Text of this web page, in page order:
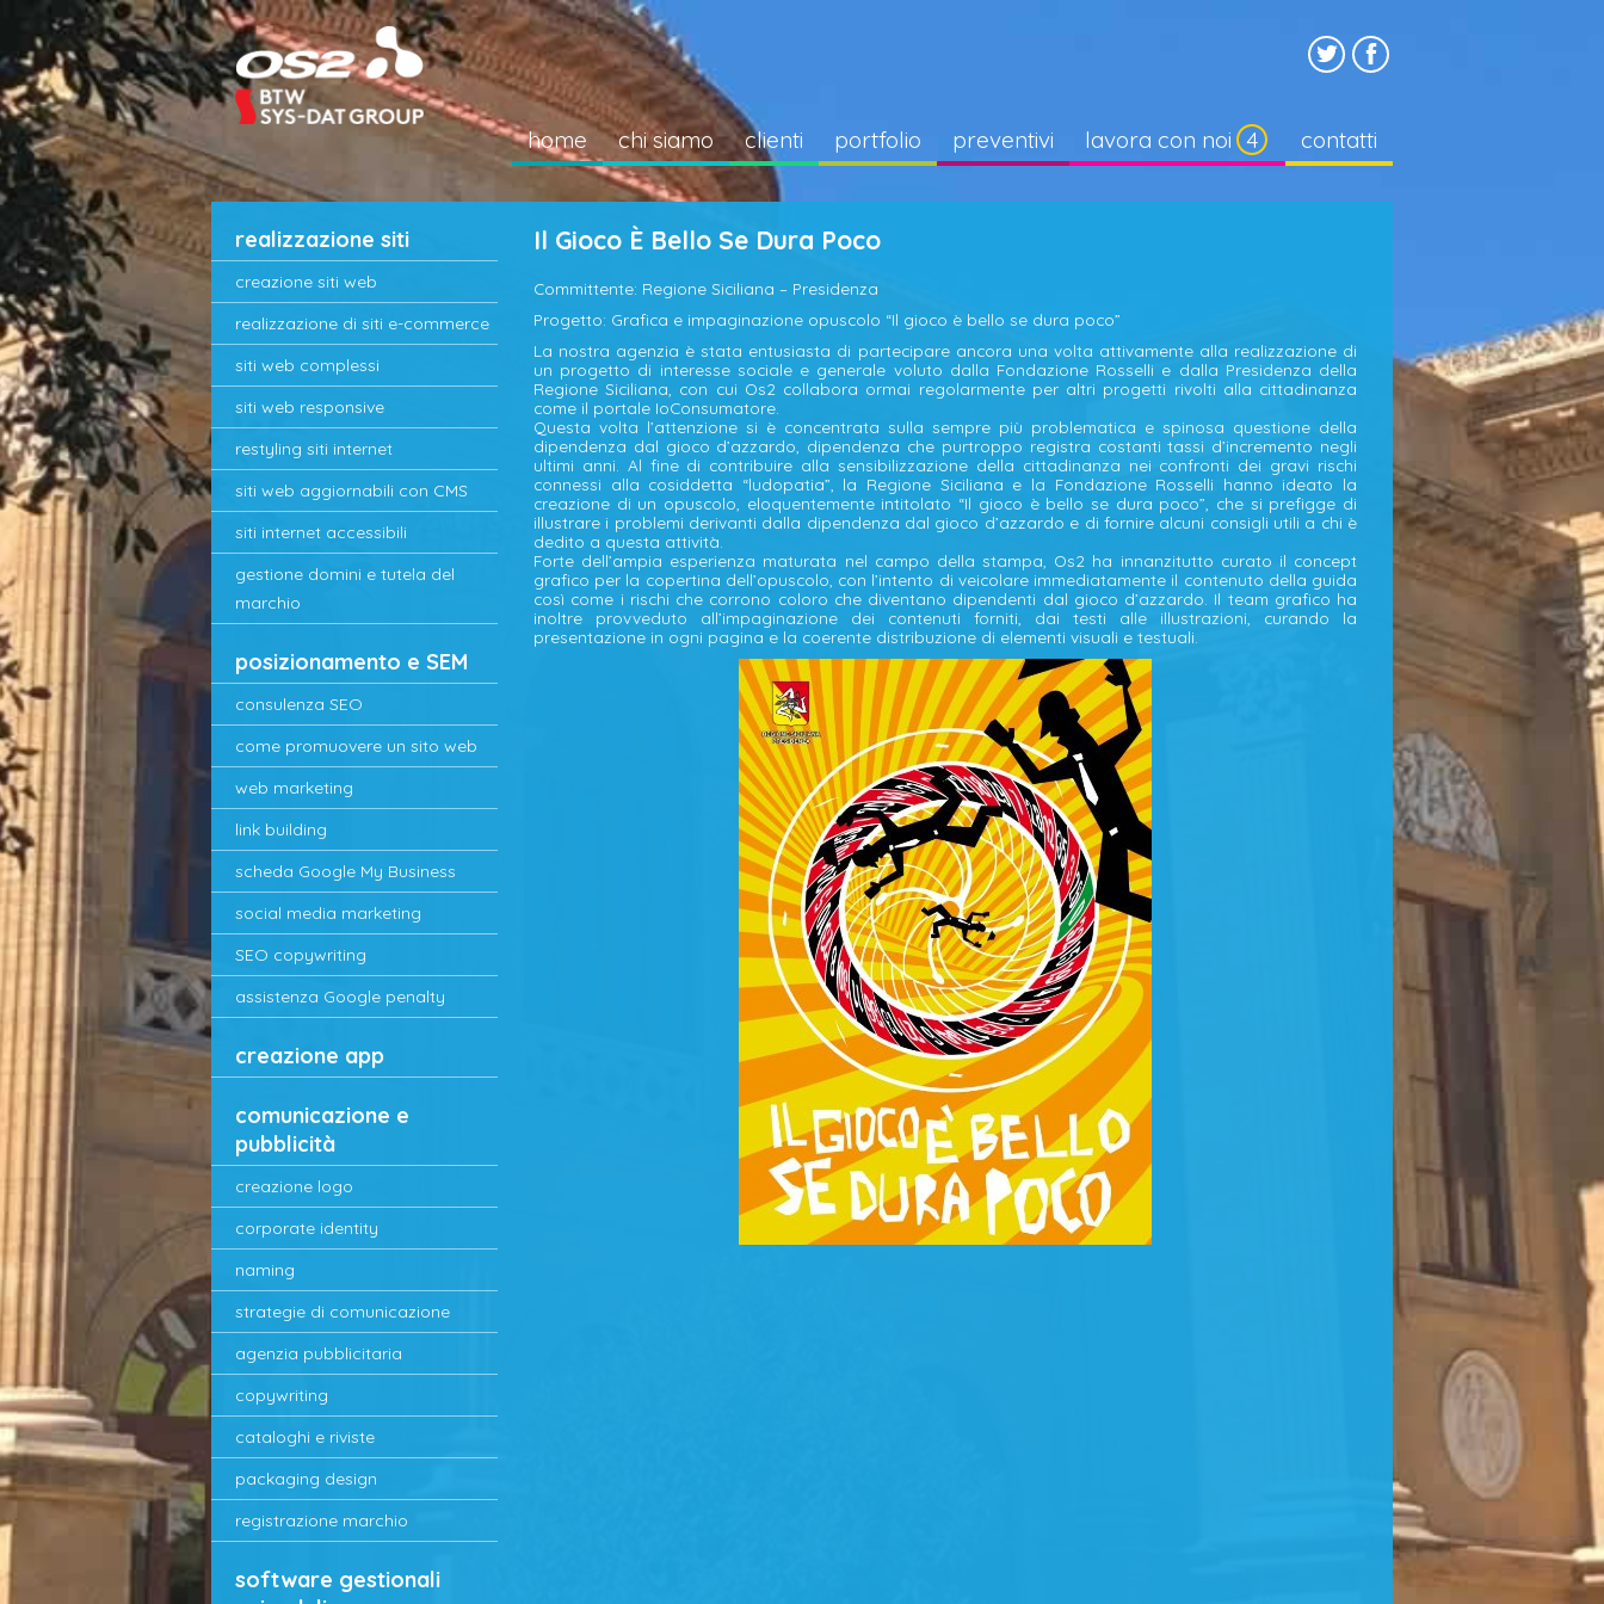
home chi siamo clienti portfolio preventivi lavora con noi contatti
realizzazione siti
creazione siti web
realizzazione di siti e-commerce
siti web complessi
siti web responsive
restyling siti internet
siti web aggiornabili con CMS
siti internet accessibili
gestione domini e tutela del
marchio
posizionamento e SEM
consulenza SEO
come promuovere un sito web
web marketing
link building
scheda Google My Business
social media marketing
SEO copywriting
assistenza Google penalty
creazione app
comunicazione e
pubblicità
creazione logo
corporate identity
naming
strategie di comunicazione
agenzia pubblicitaria
copywriting
cataloghi e riviste
packaging design
registrazione marchio
software gestionali
Il Gioco È Bello Se Dura Poco
Committente: Regione Siciliana – Presidenza
Progetto: Grafica e impaginazione opuscolo “Il gioco è bello se dura poco”
La nostra agenzia è stata entusiasta di partecipare ancora una volta attivamente alla realizzazione di
un progetto di interesse sociale e generale voluto dalla Fondazione Rosselli e dalla Presidenza della
Regione Siciliana, con cui Os2 collabora ormai regolarmente per altri progetti rivolti alla cittadinanza
come il portale IoConsumatore.
Questa volta l’attenzione si è concentrata sulla sempre più problematica e spinosa questione della
dipendenza dal gioco d’azzardo, dipendenza che purtroppo registra costanti tassi d’incremento negli
ultimi anni. Al fine di contribuire alla sensibilizzazione della cittadinanza nei confronti dei gravi rischi
connessi alla cosiddetta “ludopatia”, la Regione Siciliana e la Fondazione Rosselli hanno ideato la
creazione di un opuscolo, eloquentemente intitolato “Il gioco è bello se dura poco”, che si prefigge di
illustrare i problemi derivanti dalla dipendenza dal gioco d’azzardo e di fornire alcuni consigli utili a chi è
dedito a questa attività.
Forte dell’ampia esperienza maturata nel campo della stampa, Os2 ha innanzitutto curato il concept
grafico per la copertina dell’opuscolo, con l’intento di veicolare immediatamente il contenuto della guida
così come i rischi che corrono coloro che diventano dipendenti dal gioco d’azzardo. Il team grafico ha
inoltre provveduto all’impaginazione dei contenuti forniti, dai testi alle illustrazioni, curando la
presentazione in ogni pagina e la coerente distribuzione di elementi visuali e testuali.